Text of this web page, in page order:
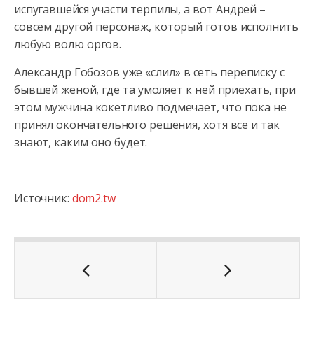
испугавшейся участи терпилы, а вот Андрей –
совсем другой персонаж, который готов исполнить
любую волю оргов.
Александр Гобозов уже «слил» в сеть переписку с
бывшей женой, где та умоляет к ней приехать, при
этом мужчина кокетливо подмечает, что пока не
принял окончательного решения, хотя все и так
знают, каким оно будет.
Источник: dom2.tw